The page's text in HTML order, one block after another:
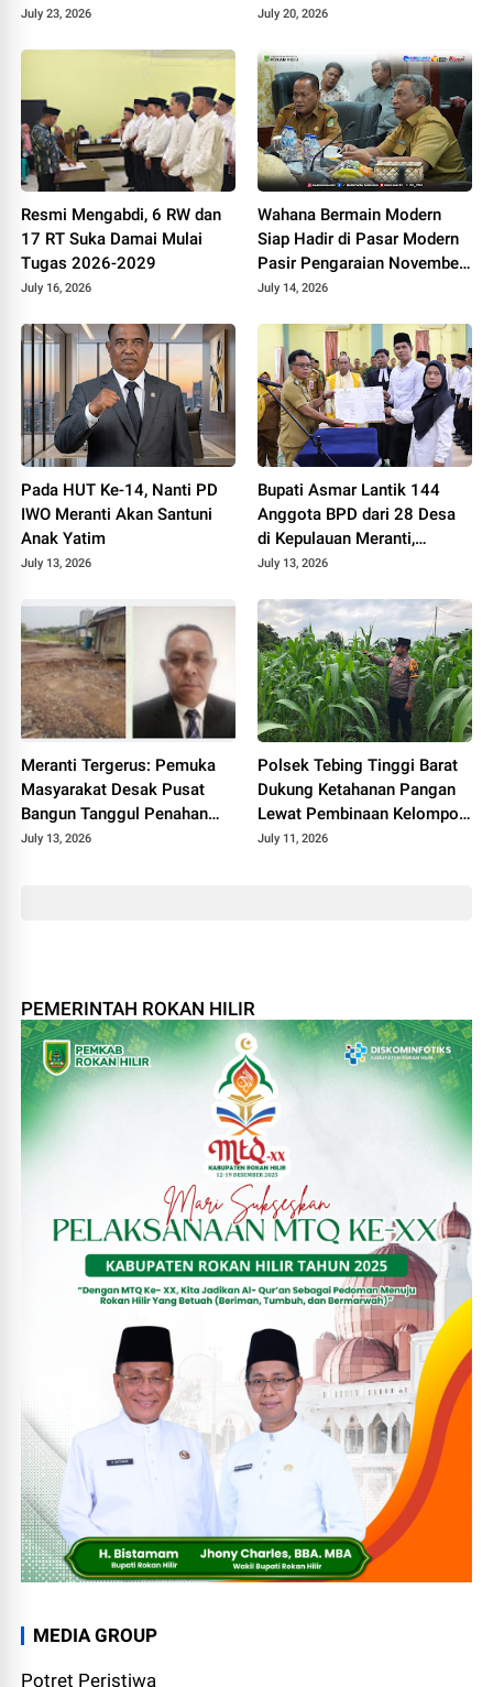
Elemen Wujudkan Generasi
July 23, 2026
Fiskal Daerah
July 20, 2026
Resmi Mengabdi, 6 RW dan
17 RT Suka Damai Mulai
Tugas 2026-2029
July 16, 2026
Wahana Bermain Modern
Siap Hadir di Pasar Modern
Pasir Pengaraian November
2026
July 14, 2026
Pada HUT Ke-14, Nanti PD
IWO Meranti Akan Santuni
Anak Yatim
July 13, 2026
Bupati Asmar Lantik 144
Anggota BPD dari 28 Desa
di Kepulauan Meranti,
Tekankan Integritas dan
July 13, 2026
Meranti Tergerus: Pemuka
Masyarakat Desak Pusat
Bangun Tanggul Penahan
Gelombang
July 13, 2026
Polsek Tebing Tinggi Barat
Dukung Ketahanan Pangan
Lewat Pembinaan Kelompok
Tani Tunas Harapan Maju
July 11, 2026
PEMERINTAH ROKAN HILIR
MEDIA GROUP
Potret Peristiwa